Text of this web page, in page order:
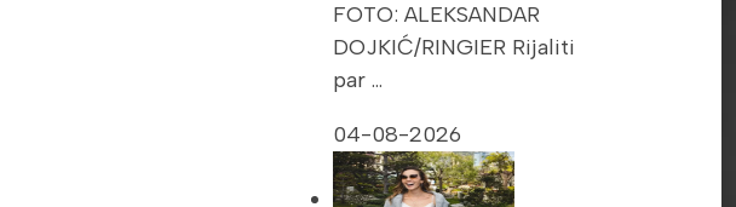
FOTO: ALEKSANDAR
DOJKIĆ/RINGIER Rijaliti
par …
04-08-2026